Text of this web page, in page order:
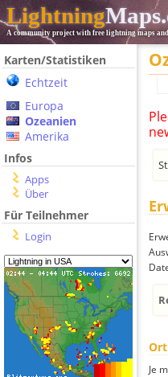
Lightning
A community project with free lightning maps
Karten/Statistiken
Echtzeit
Europa
Ozeanien
Amerika
Infos
Apps
Über
Für Teilnehmer
Login
Je